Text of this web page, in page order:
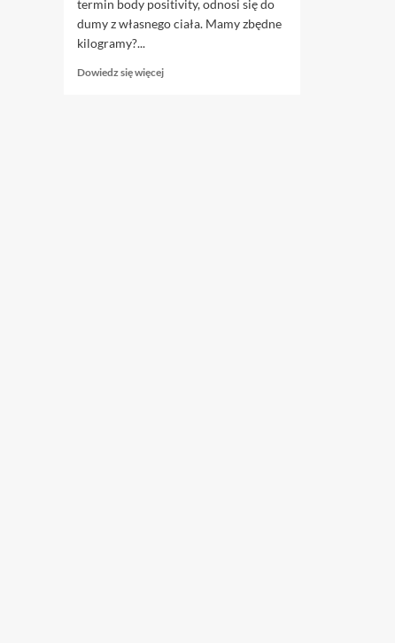
termin body positivity, odnosi się do
dumy z własnego ciała. Mamy zbędne
kilogramy?...
Dowiedz się więcejDowiedz